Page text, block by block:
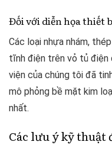
Đối với diễn họa thiết
Các loại nhựa nhám,
tĩnh điện trên vỏ tủ điện
viện của chúng tôi đã
mô phỏng bề mặt kim
nhất.
Các lưu ý kỹ